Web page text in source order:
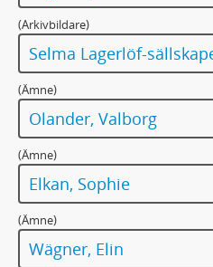
193a - MANUSKRIPT:
194 - MANUSKRIPT: ”Mi
195 - MANUSKRIPT:
197 - MANUSKRIPT: ”Mitt land,
198 - MANUSKRIPT: ”Mitt land,
200 - MANUSKRIPT:
201 - MANUSKRIPT:
203 - MANUSKRIPT:
204 - MANUSKRIPT:
(Arkivbildare)
Selma Lagerlöf-
(Ämne)
Olander, Valborg
(Ämne)
Elkan, Sophie
(Ämne)
Wägner, Elin